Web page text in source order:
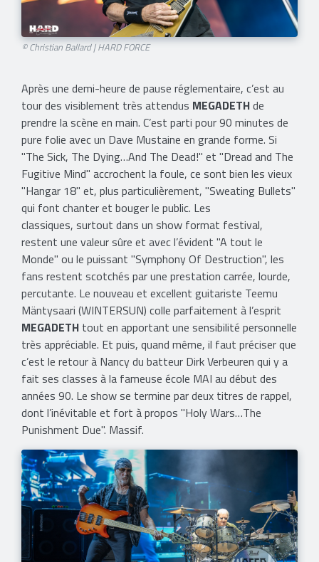
© Christian Ballard | HARD FORCE​
Après une demi-heure de pause réglementaire, c’est au
tour des visiblement très attendus MEGADETHde
prendre la scène en main. C’est parti pour 90 minutes de
pure folie avec un Dave Mustaine en grande forme. Si
"The Sick, The Dying…And The Dead!" et "Dread and The
Fugitive Mind" accrochent la foule, ce sont bien les vieux
"Hangar 18" et, plus particulièrement, "Sweating Bullets"
qui font chanter et bouger le public. Les
classiques, surtout dans un show format festival,
restent une valeur sûre et avec l’évident "A tout le
Monde" ou le puissant "Symphony Of Destruction", les
fans restent scotchés par une prestation carrée, lourde,
percutante. Le nouveau et excellent guitariste Teemu
Mäntysaari (WINTERSUN) colle parfaitement à l’esprit
MEGADETH tout en apportant une sensibilité personnelle
très appréciable. Et puis, quand même, il faut préciser que
c’est le retour à Nancy du batteur Dirk Verbeuren qui y a
fait ses classes à la fameuse école MAI au début des
années 90. Le show se termine par deux titres de rappel,
dont l’inévitable et fort à propos "Holy Wars…The
Punishment Due". Massif.